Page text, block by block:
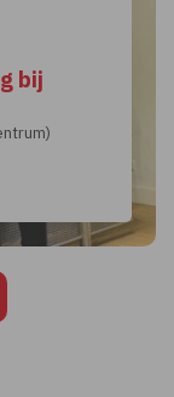
bij